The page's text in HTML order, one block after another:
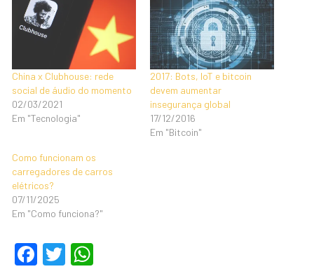
China x Clubhouse: rede
social de áudio do momento
02/03/2021
Em "Tecnologia"
2017: Bots, IoT e bitcoin
devem aumentar
insegurança global
17/12/2016
Em "Bitcoin"
Como funcionam os
carregadores de carros
elétricos?
07/11/2025
Em "Como funciona?"
F
T